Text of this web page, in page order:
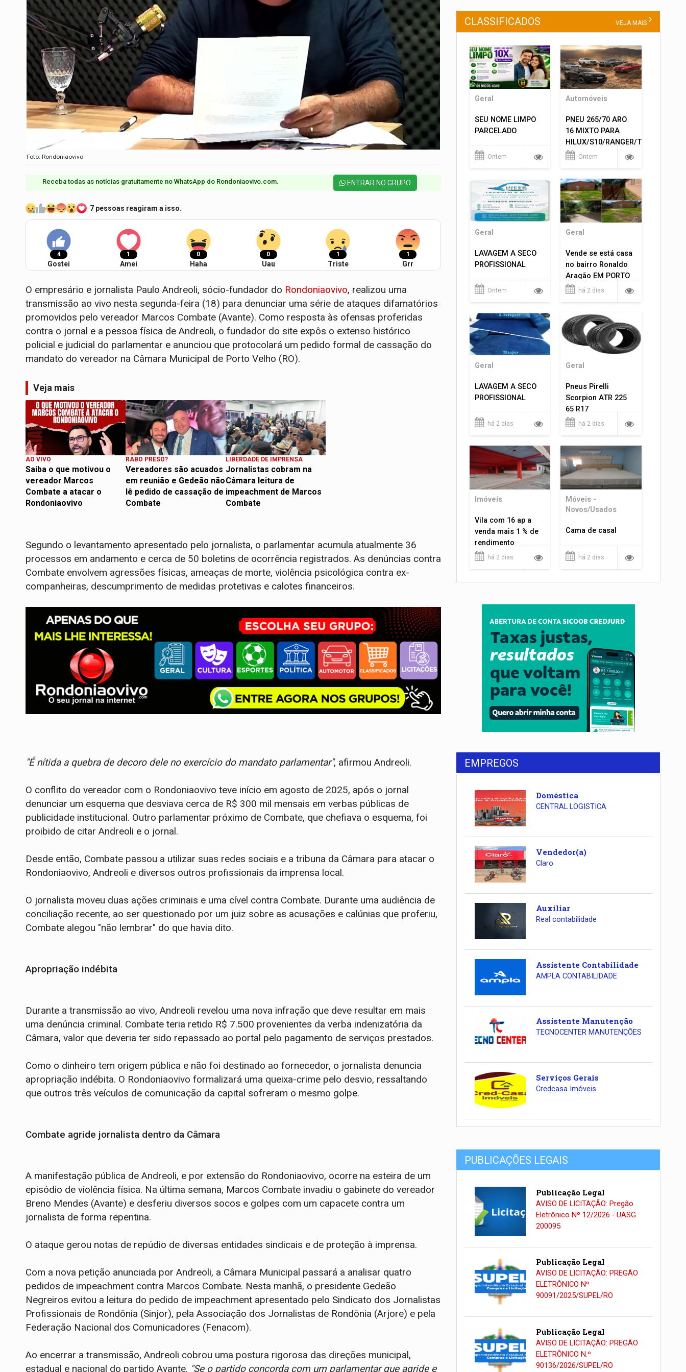
Foto: Rondoniaovivo
Receba todas as notícias gratuitamente no WhatsApp do Rondoniaovivo.com.​ ENTRAR NO GRUPO
7 pessoas reagiram a isso.
4
Gostei
1
Amei
0
Haha
0
Uau
1
Triste
1
Grr
O empresário e jornalista Paulo Andreoli, sócio-fundador do Rondoniaovivo, realizou uma
transmissão ao vivo nesta segunda-feira (18) para denunciar uma série de ataques difamatórios
promovidos pelo vereador Marcos Combate (Avante). Como resposta às ofensas proferidas
contra o jornal e a pessoa física de Andreoli, o fundador do site expôs o extenso histórico
policial e judicial do parlamentar e anunciou que protocolará um pedido formal de cassação do
mandato do vereador na Câmara Municipal de Porto Velho (RO).
Veja mais
AO VIVO
Saiba o que motivou o
vereador Marcos
Combate a atacar o
Rondoniaovivo
RABO PRESO?
Vereadores são acuados
em reunião e Gedeão não
lê pedido de cassação de
Combate
LIBERDADE DE IMPRENSA
Jornalistas cobram na
Câmara leitura de
impeachment de Marcos
Combate
Segundo o levantamento apresentado pelo jornalista, o parlamentar acumula atualmente 36
processos em andamento e cerca de 50 boletins de ocorrência registrados. As denúncias contra
Combate envolvem agressões físicas, ameaças de morte, violência psicológica contra ex-
companheiras, descumprimento de medidas protetivas e calotes financeiros.
"É nítida a quebra de decoro dele no exercício do mandato parlamentar", afirmou Andreoli.
O conflito do vereador com o Rondoniaovivo teve início em agosto de 2025, após o jornal
denunciar um esquema que desviava cerca de R$ 300 mil mensais em verbas públicas de
publicidade institucional. Outro parlamentar próximo de Combate, que chefiava o esquema, foi
proibido de citar Andreoli e o jornal.
Desde então, Combate passou a utilizar suas redes sociais e a tribuna da Câmara para atacar o
Rondoniaovivo, Andreoli e diversos outros profissionais da imprensa local.
O jornalista moveu duas ações criminais e uma cível contra Combate. Durante uma audiência de
conciliação recente, ao ser questionado por um juiz sobre as acusações e calúnias que proferiu,
Combate alegou "não lembrar" do que havia dito.
Apropriação indébita
Durante a transmissão ao vivo, Andreoli revelou uma nova infração que deve resultar em mais
uma denúncia criminal. Combate teria retido R$ 7.500 provenientes da verba indenizatória da
Câmara, valor que deveria ter sido repassado ao portal pelo pagamento de serviços prestados.
Como o dinheiro tem origem pública e não foi destinado ao fornecedor, o jornalista denuncia
apropriação indébita. O Rondoniaovivo formalizará uma queixa-crime pelo desvio, ressaltando
que outros três veículos de comunicação da capital sofreram o mesmo golpe.
Combate agride jornalista dentro da Câmara
A manifestação pública de Andreoli, e por extensão do Rondoniaovivo, ocorre na esteira de um
episódio de violência física. Na última semana, Marcos Combate invadiu o gabinete do vereador
Breno Mendes (Avante) e desferiu diversos socos e golpes com um capacete contra um
jornalista de forma repentina.
O ataque gerou notas de repúdio de diversas entidades sindicais e de proteção à imprensa.
Com a nova petição anunciada por Andreoli, a Câmara Municipal passará a analisar quatro
pedidos de impeachment contra Marcos Combate. Nesta manhã, o presidente Gedeão
Negreiros evitou a leitura do pedido de impeachment apresentado pelo Sindicato dos Jornalistas
Profissionais de Rondônia (Sinjor), pela Associação dos Jornalistas de Rondônia (Arjore) e pela
Federação Nacional dos Comunicadores (Fenacom).
Ao encerrar a transmissão, Andreoli cobrou uma postura rigorosa das direções municipal,
estadual e nacional do partido Avante. "Se o partido concorda com um parlamentar que agride e
CLASSIFICADOS VEJA MAIS
Geral
SEU NOME LIMPO
PARCELADO
Ontem
Automóveis
PNEU 265/70 ARO
16 MIXTO PARA
HILUX/S10/RANGER/TRITON
ETC... MONTAGEM
Ontem
Geral
LAVAGEM A SECO
PROFISSIONAL
Ontem
Geral
Vende se está casa
no bairro Ronaldo
Aragão EM PORTO
VELHO RO.
há 2 dias
Geral
LAVAGEM A SECO
PROFISSIONAL
há 2 dias
Geral
Pneus Pirelli
Scorpion ATR 225
65 R17
há 2 dias
Imóveis
Vila com 16 ap a
venda mais 1 % de
rendimento
há 2 dias
Móveis -
Novos/Usados
Cama de casal
há 2 dias
EMPREGOS
Doméstica
CENTRAL LOGISTICA
Vendedor(a)
Claro
Auxiliar
Real contabilidade
Assistente Contabilidade
AMPLA CONTABILIDADE
Assistente Manutenção
TECNOCENTER MANUTENÇÕES
Serviços Gerais
Credcasa Imóveis
PUBLICAÇÕES LEGAIS
Publicação Legal
AVISO DE LICITAÇÃO: Pregão
Eletrônico Nº 12/2026 - UASG
200095
Publicação Legal
AVISO DE LICITAÇÃO: PREGÃO
ELETRÔNICO Nº
90091/2025/SUPEL/RO
Publicação Legal
AVISO DE LICITAÇÃO: PREGÃO
ELETRÔNICO N.º
90136/2026/SUPEL/RO